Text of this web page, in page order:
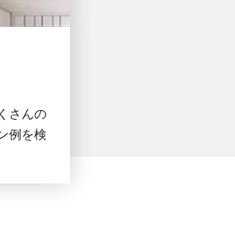
さんの
例を検